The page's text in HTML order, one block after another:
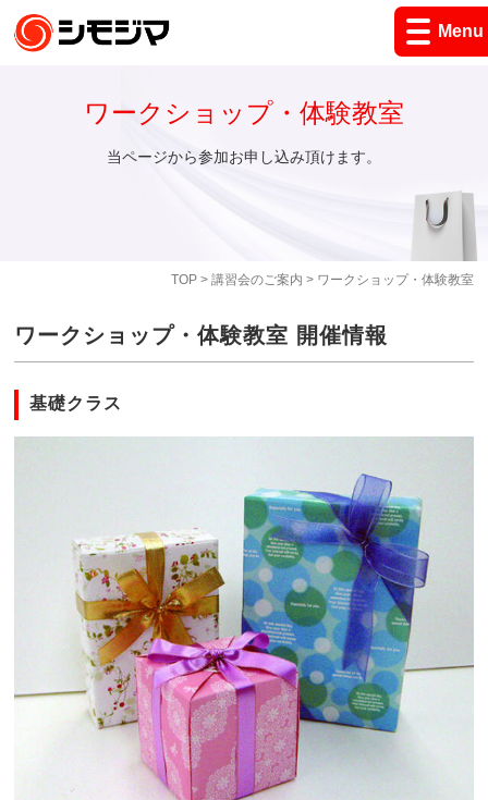
Menu
TOP> 講習会のご案内 > ワークショップ・体験教室
ワークショップ・体験教室
当ページから参加お申し込み頂けます。
ワークショップ・体験教室 開催情報
基礎クラス